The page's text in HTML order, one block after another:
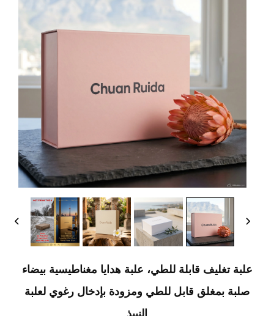
علبة تغليف قابلة للطي، علبة هدايا مغناطيسية بيضاء
صلبة بمغلق قابل للطي ومزودة بإدخال رغوي لعلبة